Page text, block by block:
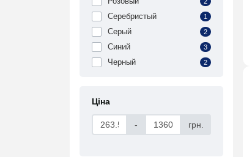
Серебристый 1
Серый 2
Синий 3
Черный 2
Ціна
- грн.